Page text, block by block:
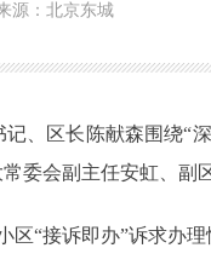
源：北京东城
区长陈献森围绕“深
委会副主任安虹、副
“接诉即办”诉求办理